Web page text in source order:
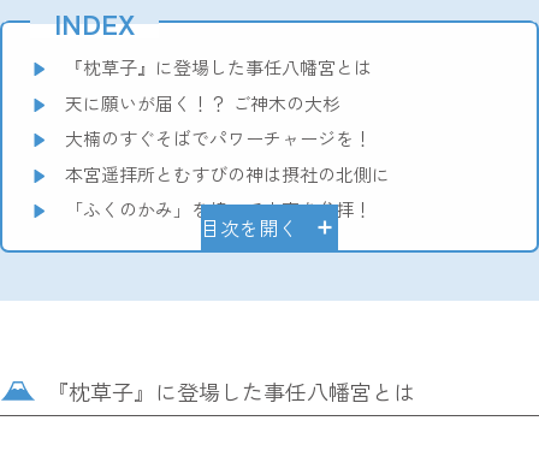
目次を開く
INDEX
『枕草子』に登場した事任八幡宮とは
天に願いが届く！？ ご神木の大杉
大楠のすぐそばでパワーチャージを！
本宮遥拝所とむすびの神は摂社の北側に
「ふくのかみ」を持って本宮を参拝！
『枕草子』に登場した事任八幡宮とは